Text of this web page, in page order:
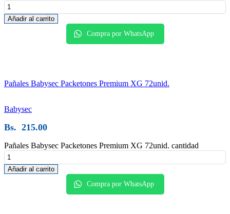
Añadir al carrito
Compra por WhatsApp
Pañales Babysec Packetones Premium XG 72unid.
Babysec
Bs. 215.00
Pañales Babysec Packetones Premium XG 72unid. cantidad
Añadir al carrito
Compra por WhatsApp